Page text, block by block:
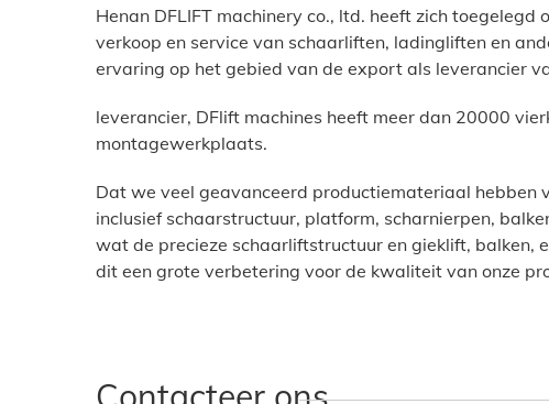
Henan DFLIFT machinery co., ltd. heeft zich
verkoop en service van schaarliften, ladingliften en
ervaring op het gebied van de export als leverancier
leverancier, DFlift machines heeft meer dan 20000
montagewerkplaats.
Dat we veel geavanceerd productiemateriaal hebben
inclusief schaarstructuur, platform, scharnierpen,
wat de precieze schaarliftstructuur en gieklift, balken,
dit een grote verbetering voor de kwaliteit van onze